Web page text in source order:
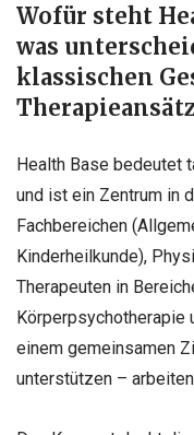
Wofür steht
was
klassischen
Health Base bedeutet
und ist ein Zentrum in
Fachbereichen
Kinderheilkunde),
Therapeuten in
Körperpsychotherapie
einem gemeinsamen
unterstützen –